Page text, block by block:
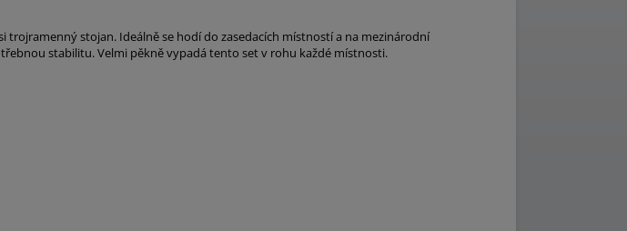
stojan. Ideálně se hodí do zasedacích místností a na mezinárodní
stabilitu. Velmi pěkně vypadá tento set v rohu každé místnosti.